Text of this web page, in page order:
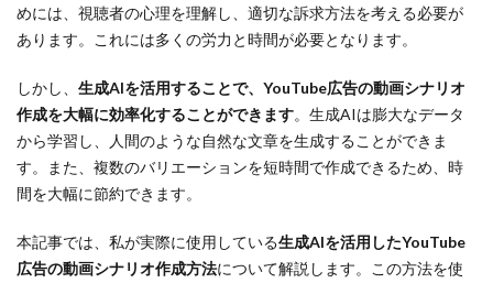
めには、視聴者の心理を理解し、適切な訴求方法を考える必要が
あります。これには多くの労力と時間が必要となります。
しかし、 生成AIを活用することで、YouTube広告の動画シナリオ
作成を大幅に効率化することができます。生成AIは膨大なデータ
から学習し、人間のような自然な文章を生成することができま
す。また、複数のバリエーションを短時間で作成できるため、時
間を大幅に節約できます。
本記事では、私が実際に使用している生成AIを活用したYouTube
広告の動画シナリオ作成方法について解説します。この方法を使